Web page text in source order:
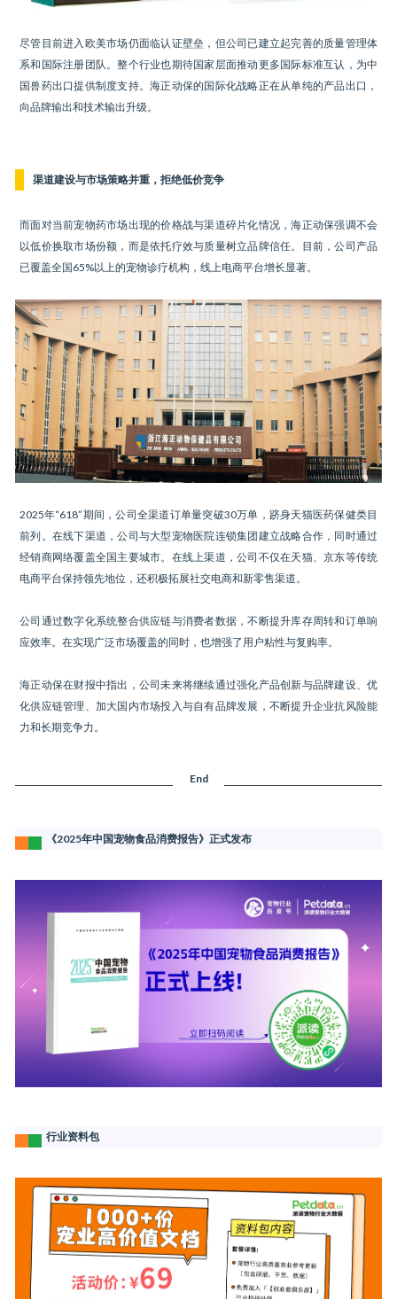
尽管目前进入欧美市场仍面临认证壁垒，但公司已建立起完善的质量管理体
系和国际注册团队。整个行业也期待国家层面推动更多国际标准互认，为中
国兽药出口提供制度支持。海正动保的国际化战略正在从单纯的产品出口，
向品牌输出和技术输出升级。
渠道建设与市场策略并重，拒绝低价竞争
而面对当前宠物药市场出现的价格战与渠道碎片化情况，海正动保强调不会
以低价换取市场份额，而是依托疗效与质量树立品牌信任。目前，公司产品
已覆盖全国65%以上的宠物诊疗机构，线上电商平台增长显著。
2025年“618”期间，公司全渠道订单量突破30万单，跻身天猫医药保健类目
前列。在线下渠道，公司与大型宠物医院连锁集团建立战略合作，同时通过
经销商网络覆盖全国主要城市。在线上渠道，公司不仅在天猫、京东等传统
电商平台保持领先地位，还积极拓展社交电商和新零售渠道。
公司通过数字化系统整合供应链与消费者数据，不断提升库存周转和订单响
应效率。在实现广泛市场覆盖的同时，也增强了用户粘性与复购率。
海正动保在财报中指出，公司未来将继续通过强化产品创新与品牌建设、优
化供应链管理、加大国内市场投入与自有品牌发展，不断提升企业抗风险能
力和长期竞争力。
End
《2025年中国宠物食品消费报告》正式发布
行业资料包